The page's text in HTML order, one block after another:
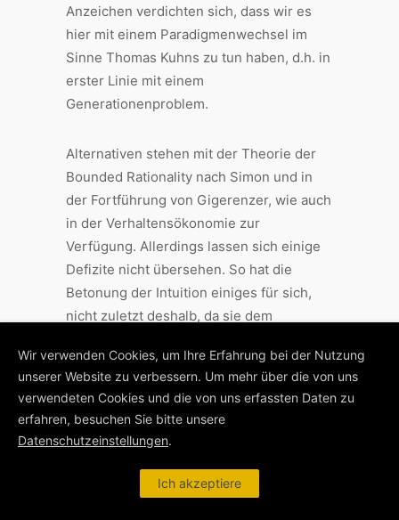
Anzeichen verdichten sich, dass wir es
hier mit einem Paradigmenwechsel im
Sinne Thomas Kuhns zu tun haben, d.h. in
erster Linie mit einem
Generationenproblem.
Alternativen stehen mit der Theorie der
Bounded Rationality nach Simon und in
der Fortführung von Gigerenzer, wie auch
in der Verhaltensökonomie zur
Verfügung. Allerdings lassen sich einige
Defizite nicht übersehen. So hat die
Betonung der Intuition einiges für sich,
nicht zuletzt deshalb, da sie dem
Menschenverstand, der gerade vor
Ausbruch und während der Finanzkrise
arg gelitten hat, rehabilitieren. Damit der
Entscheidungsträger aber den „Tipping
eines hohen Maßes an Erfahrung und
Lernen. Ohne entsprechende Vorlaufzeit
Wir verwenden Cookies, um Ihre Erfahrung bei der Nutzung
unserer Website zu verbessern. Um mehr über die von uns
verwendeten Cookies und die von uns erfassten Daten zu
erfahren, besuchen Sie bitte unsere
Datenschutzeinstellungen.
Ich akzeptiere